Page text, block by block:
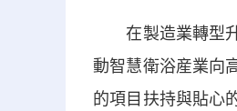
在製造業轉型升
動智慧衛浴産業向
的項目扶持與貼心